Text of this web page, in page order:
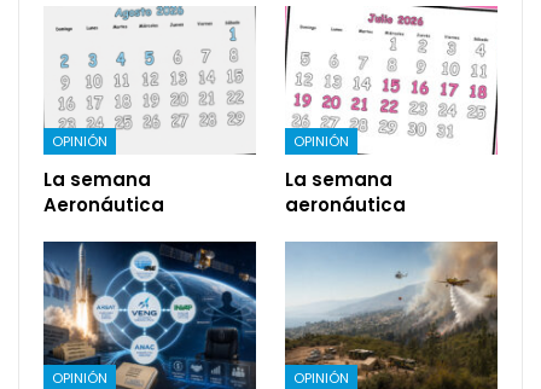
OPINIÓN
La semana
Aeronáutica
OPINIÓN
La semana
aeronáutica
OPINIÓN OPINIÓN